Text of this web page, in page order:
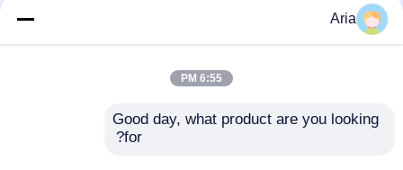
أخبار
سلسلة أسطوانات
Aria
6:55 PM
Good day, what product are you looking
for?